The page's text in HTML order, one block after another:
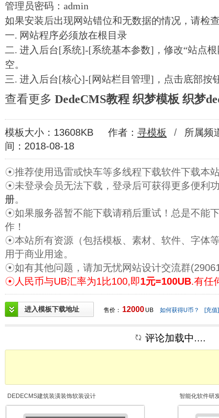
管理员密码：admin
如果安装后出现网站错位和无数据的情况，请检
一. 网站程序必须放在根目录
二. 进入后台[系统]-[系统基本参数]，修改“站点
空。
三. 进入后台[核心]-[网站栏目管理]，点击底部按
查看更多 DedeCMS教程 织梦模板 织梦
模板大小：13608KB 作者： 寻模板 /
所属频
间：2018-08-18
☉推荐使用迅雷或快车等多线程下载软件下载本
☉未登录会员无法下载，登录后可获得更多便利
册。
☉如果服务器暂不能下载请稍后重试！总是不能
作！
☉本站所有资源（包括模板、素材、软件、字体
用于商业用途。
☉如有其他问题，请加无忧网站设计交流群
☉人民币与UB汇率为1比100,即1元=100UB.有任
进入模板下载地址 售价： 12000 UB 如何获得U币？ [充值]
评论加载中....
DEDECMS建筑装潢装饰软装设计 智能化软件研